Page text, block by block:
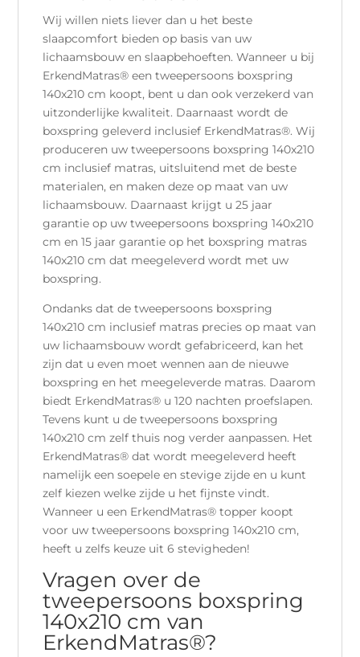
Wij willen niets liever dan u het beste
slaapcomfort bieden op basis van uw
lichaamsbouw en slaapbehoeften. Wanneer u bij
ErkendMatras® een tweepersoons boxspring
140x210 cm koopt, bent u dan ook verzekerd van
uitzonderlijke kwaliteit. Daarnaast wordt de
boxspring geleverd inclusief ErkendMatras®. Wij
produceren uw tweepersoons boxspring 140x210
cm inclusief matras, uitsluitend met de beste
materialen, en maken deze op maat van uw
lichaamsbouw. Daarnaast krijgt u 25 jaar
garantie op uw tweepersoons boxspring 140x210
cm en 15 jaar garantie op het boxspring matras
140x210 cm dat meegeleverd wordt met uw
boxspring.
Ondanks dat de tweepersoons boxspring
140x210 cm inclusief matras precies op maat van
uw lichaamsbouw wordt gefabriceerd, kan het
zijn dat u even moet wennen aan de nieuwe
boxspring en het meegeleverde matras. Daarom
biedt ErkendMatras® u 120 nachten proefslapen.
Tevens kunt u de tweepersoons boxspring
140x210 cm zelf thuis nog verder aanpassen. Het
ErkendMatras® dat wordt meegeleverd heeft
namelijk een soepele en stevige zijde en u kunt
zelf kiezen welke zijde u het fijnste vindt.
Wanneer u een ErkendMatras® topper koopt
voor uw tweepersoons boxspring 140x210 cm,
heeft u zelfs keuze uit 6 stevigheden!
Vragen over de
tweepersoons boxspring
140x210 cm van
ErkendMatras®?